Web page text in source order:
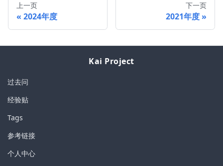
上一页
2024年度
下一页
2021年度
Kai Project
过去问
经验贴
Tags
参考链接
个人中心